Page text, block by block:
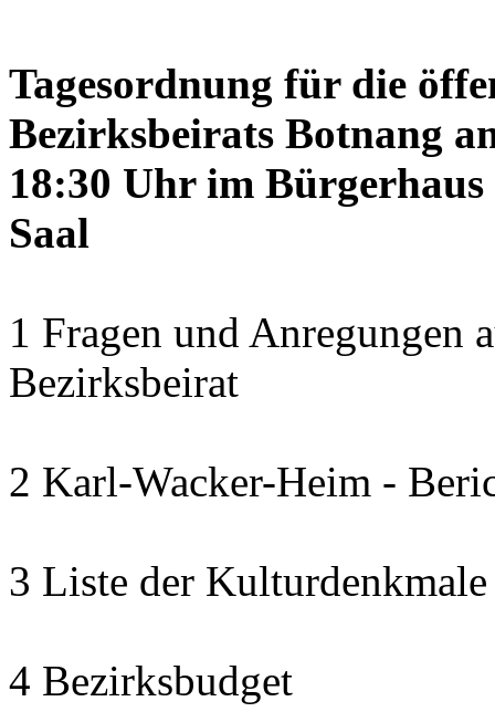
Tagesordnung für die
Bezirksbeirats Botnang
18:30 Uhr im
Saal
1 Fragen und Anregungen
Bezirksbeirat
2 Karl-Wacker-Heim -
3 Liste der
4 Bezirksbudget